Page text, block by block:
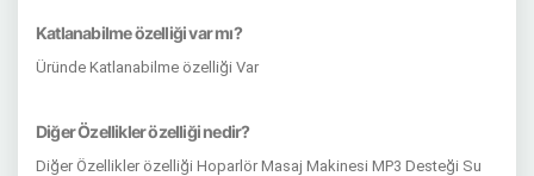
Katlanabilme özelliği var mı?
Üründe Katlanabilme özelliği Var
Diğer Özellikler özelliği nedir?
Diğer Özellikler özelliği Hoparlör Masaj Makinesi MP3 Desteği Su